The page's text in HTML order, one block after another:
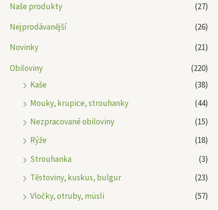
Naše produkty
(27)
Nejprodávanější
(26)
Novinky
(21)
Obiloviny
(220)
Kaše
(38)
Mouky, krupice, strouhanky
(44)
Nezpracované obiloviny
(15)
Rýže
(18)
Strouhanka
(3)
Těstoviny, kuskus, bulgur
(23)
Vločky, otruby, müsli
(57)